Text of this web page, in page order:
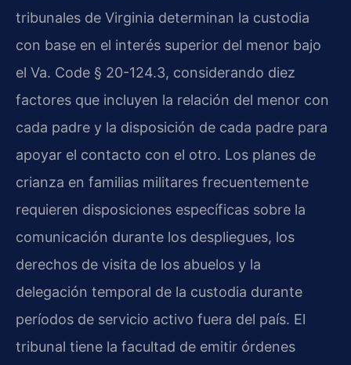
tribunales de Virginia determinan la custodia
con base en el interés superior del menor bajo
el Va. Code § 20-124.3, considerando diez
factores que incluyen la relación del menor con
cada padre y la disposición de cada padre para
apoyar el contacto con el otro. Los planes de
crianza en familias militares frecuentemente
requieren disposiciones específicas sobre la
comunicación durante los despliegues, los
derechos de visita de los abuelos y la
delegación temporal de la custodia durante
períodos de servicio activo fuera del país. El
tribunal tiene la facultad de emitir órdenes